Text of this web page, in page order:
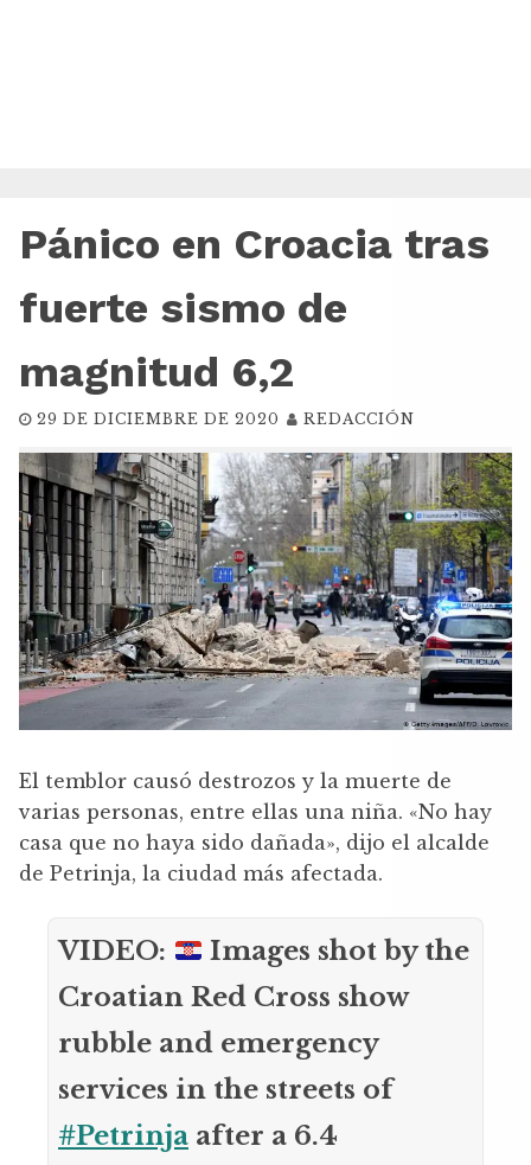
Pánico en Croacia tras
fuerte sismo de
magnitud 6,2
29 DE DICIEMBRE DE 2020 REDACCIÓN
El temblor causó destrozos y la muerte de
varias personas, entre ellas una niña. «No hay
casa que no haya sido dañada», dijo el alcalde
de Petrinja, la ciudad más afectada.
VIDEO:
Images shot by the
Croatian Red Cross show
rubble and emergency
services in the streets of
#Petrinja after a 6.4